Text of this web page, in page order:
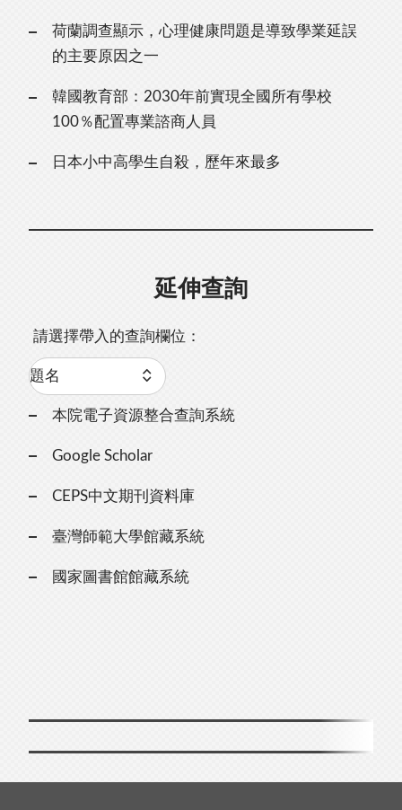
荷蘭調查顯示，心理健康問題是導致學業延誤
的主要原因之一
韓國教育部：2030年前實現全國所有學校
100％配置專業諮商人員
日本小中高學生自殺，歷年來最多
延伸查詢
請選擇帶入的查詢欄位：
本院電子資源整合查詢系統
Google Scholar
CEPS中文期刊資料庫
臺灣師範大學館藏系統
國家圖書館館藏系統